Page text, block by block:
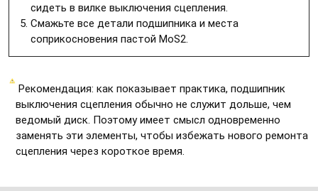
сидеть в вилке выключения сцепления.
Смажьте все детали подшипника и места
соприкосновения пастой MoS2.
Рекомендация: как показывает практика, подшипник
выключения сцепления обычно не служит дольше, чем
ведомый диск. Поэтому имеет смысл одновременно
заменять эти элементы, чтобы избежать нового ремонта
сцепления через короткое время.